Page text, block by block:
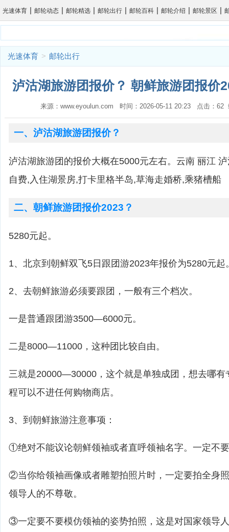
光速体育 | 邮轮动态 | 邮轮精选 | 邮轮出行 | 邮轮百科 | 邮轮介绍 | 邮轮景区 |
光速体育 > 邮轮出行
泸沽湖旅游团报价？ 朝鲜旅游团报价
来源：www.eyoulun.com 时间：2026-05-11 20:23 点击：
一、泸沽湖旅游团报价？
泸沽湖旅游团的报价大概在5000元左右。云南 丽江
自费,入住湖景房,打卡里格半岛,草海走婚桥,乘猪槽船
二、朝鲜旅游团报价2023？
5280元起。
1、北京到朝鲜双飞5日跟团游2023年报价为5280元起
2、去朝鲜旅游必须要跟团，一般有三个档次。
一是普通跟团游3500—6000元。
二是8000—11000，这种团比较自由。
三就是20000—30000，这个就是单独成团，想去哪有
程可以不进任何购物商店。
3、到朝鲜旅游注意事项：
①绝对不能议论朝鲜领袖或者直呼领袖名字。一定不
②当你给领袖画像或者雕塑拍照片时，一定要拍全身
领导人的不尊敬。
③一定要不要模仿领袖的姿势拍照，这是对国家领导